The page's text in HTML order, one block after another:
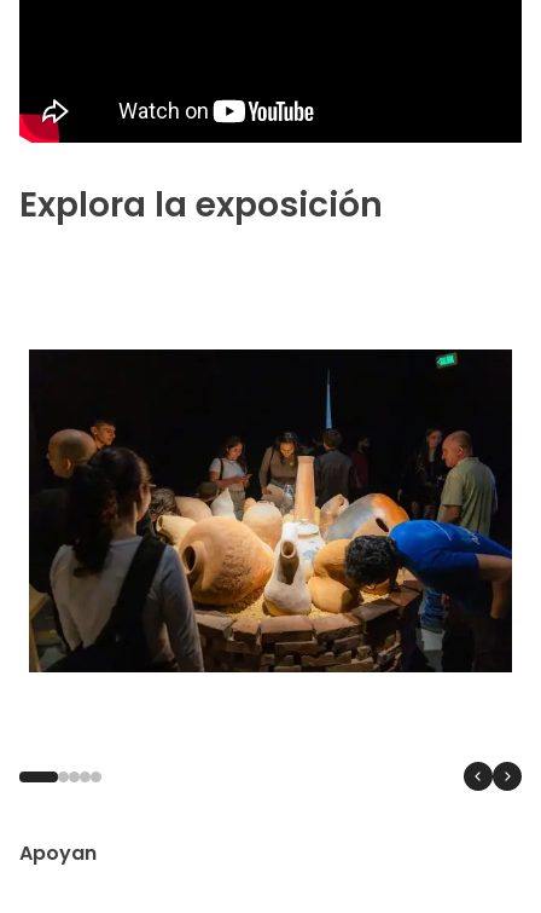
Explora la exposición
Apoyan